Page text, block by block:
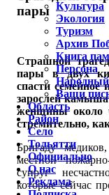
пары
Страшной
пары в двух
спасти семейное
зарослей камыша
женщины около
стремительно,
Бригаду
местной
супруг
которые сейчас
Культура
Экология
Туризм
Архив
Книга
Персона
Народный
Ваши
Область
Район
Село
Тольятти
Официально
О нас
Реклама